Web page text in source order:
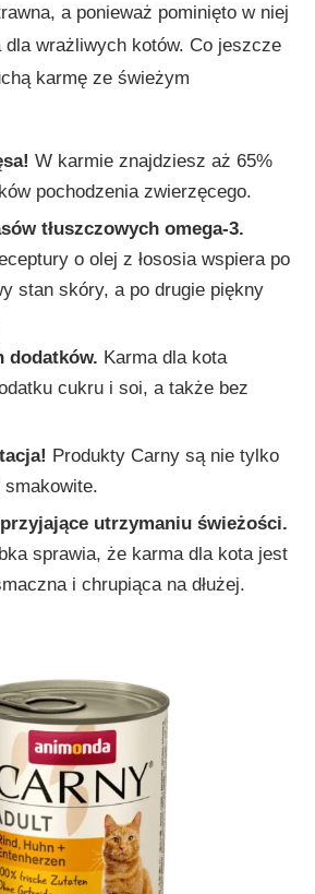
a ponieważ pominięto w niej
dla wrażliwych kotów. Co jeszcze
karmę ze świeżym
W karmie znajdziesz aż 65%
pochodzenia zwierzęcego.
tłuszczowych omega-3.
o olej z łososia wspiera po
stan skóry, a po drugie piękny
dodatków. Karma dla kota
cukru i soi, a także bez
Produkty Carny są nie tylko
utrzymaniu świeżości.
sprawia, że karma dla kota jest
i chrupiąca na dłużej.